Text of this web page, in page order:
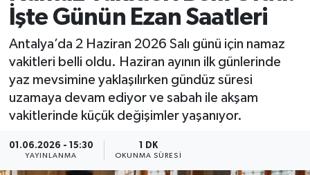
İşte Günün Ezan Saatleri
Antalya’da 2 Haziran 2026 Salı günü için namaz
vakitleri belli oldu. Haziran ayının ilk günlerinde
yaz mevsimine yaklaşılırken gündüz süresi
uzamaya devam ediyor ve sabah ile akşam
vakitlerinde küçük değişimler yaşanıyor.
01.06.2026 - 15:30
YAYINLANMA
1 DK
OKUNMA SÜRESI
Magazin
Ekonomi
Dünya
Tüm Manşetler
Son Dakika Haberleri